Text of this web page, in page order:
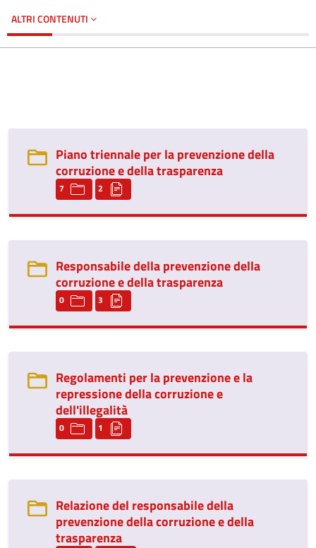
ALTRI CONTENUTI
Piano triennale per la prevenzione della
corruzione e della trasparenza
7 2
Responsabile della prevenzione della
corruzione e della trasparenza
0 3
Regolamenti per la prevenzione e la
repressione della corruzione e
dell'illegalità
0 1
Relazione del responsabile della
prevenzione della corruzione e della
trasparenza